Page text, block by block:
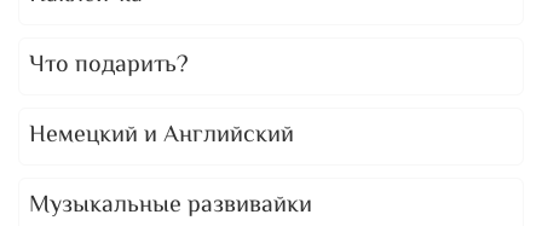
Что подарить?
Немецкий и Английский
Музыкальные развивайки